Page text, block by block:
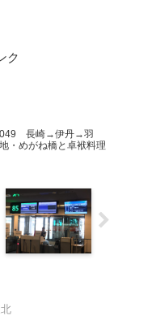
ク
長崎→伊丹→羽
・めがね橋と卓袱料理